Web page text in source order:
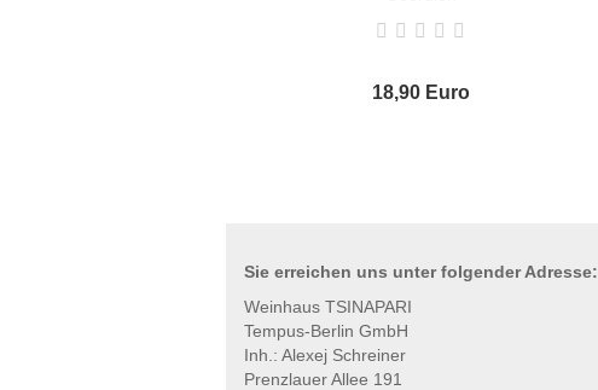
18,90 Euro
Sie erreichen uns unterfolgenderAdresse:
Weinhaus TSINAPARI
Tempus-Berlin GmbH
Inh.: Alexej Schreiner
Prenzlauer Allee 191